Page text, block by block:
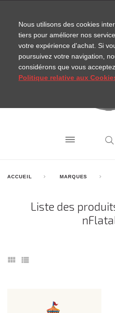
ACCUEIL MARQUES
Liste des
Nous utilisons des cookies
tiers pour améliorer nos
votre expérience d'achat. Si
poursuivez votre navigation,
considérons que vous
Politique relative aux